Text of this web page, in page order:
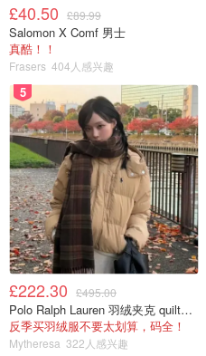
£40.50 £89.99
Salomon X Comf 男士
真酷！！
Frasers 404人感兴趣
5
£222.30 £495.00
Polo Ralph Lauren 羽绒夹克 quilted款
反季买羽绒服不要太划算，码全！
Mytheresa 322人感兴趣